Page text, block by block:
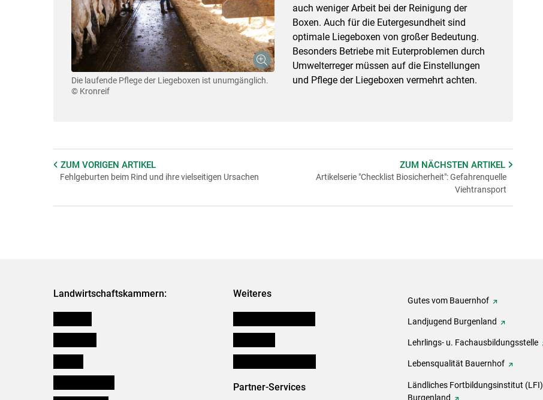
Die laufende Pflege der Liegeboxen ist unumgänglich.
© Kronreif
auch weniger Arbeit bei der Reinigung der
Boxen. Auch für die Eutergesundheit sind
optimale Liegeboxen von großer Bedeutung.
Besonders Betriebe mit Euterproblemen durch
Umwelterreger müssen auf die Einstellungen
und Pflege der Liegeboxen vermehrt achten.
ZUM VORIGEN ARTIKEL
Fehlgeburten beim Rind und ihre vielseitigen Ursachen
ZUM NÄCHSTENARTIKEL
Artikelserie "Checklist Biosicherheit": Gefahrenquelle
Viehtransport
Landwirtschaftskammern: Weiteres
Partner-Services
Gutes vom Bauernhof
Landjugend Burgenland
Lehrlings- u. Fachausbildungsstelle
Lebensqualität Bauernhof
Ländliches Fortbildungsinstitut (LFI)
Burgenland